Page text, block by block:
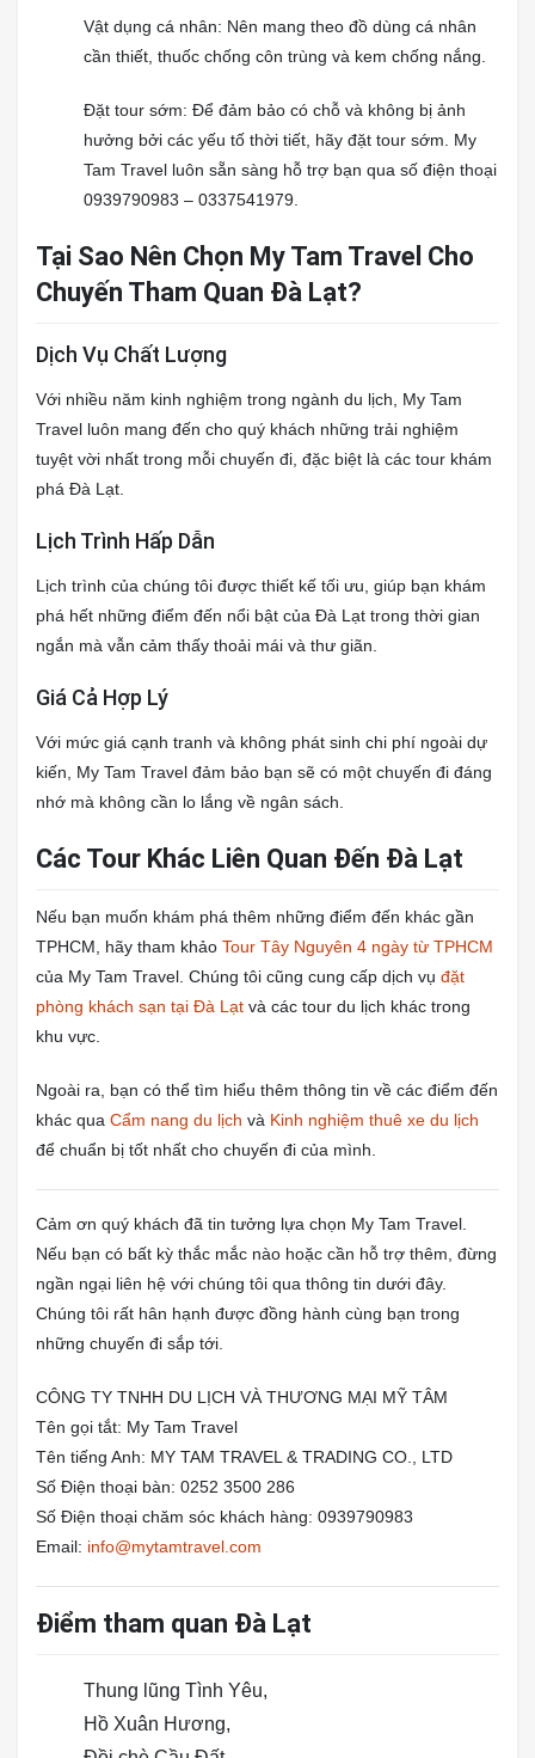
Vật dụng cá nhân: Nên mang theo đồ dùng cá nhân
cần thiết, thuốc chống côn trùng và kem chống nắng.
Đặt tour sớm: Để đảm bảo có chỗ và không bị ảnh
hưởng bởi các yếu tố thời tiết, hãy đặt tour sớm. My
Tam Travel luôn sẵn sàng hỗ trợ bạn qua số điện thoại
0939790983 – 0337541979.
Tại Sao Nên Chọn My Tam Travel Cho
Chuyến Tham Quan Đà Lạt?
Dịch Vụ Chất Lượng
Với nhiều năm kinh nghiệm trong ngành du lịch, My Tam
Travel luôn mang đến cho quý khách những trải nghiệm
tuyệt vời nhất trong mỗi chuyến đi, đặc biệt là các tour khám
phá Đà Lạt.
Lịch Trình Hấp Dẫn
Lịch trình của chúng tôi được thiết kế tối ưu, giúp bạn khám
phá hết những điểm đến nổi bật của Đà Lạt trong thời gian
ngắn mà vẫn cảm thấy thoải mái và thư giãn.
Giá Cả Hợp Lý
Với mức giá cạnh tranh và không phát sinh chi phí ngoài dự
kiến, My Tam Travel đảm bảo bạn sẽ có một chuyến đi đáng
nhớ mà không cần lo lắng về ngân sách.
Các Tour Khác Liên Quan Đến Đà Lạt
Nếu bạn muốn khám phá thêm những điểm đến khác gần
TPHCM, hãy tham khảo Tour Tây Nguyên 4 ngày từ TPHCM
của My Tam Travel. Chúng tôi cũng cung cấp dịch vụ đặt
phòng khách sạn tại Đà Lạt và các tour du lịch khác trong
khu vực.
Ngoài ra, bạn có thể tìm hiểu thêm thông tin về các điểm đến
khác qua Cẩm nang du lịch và Kinh nghiệm thuê xe du lịch
để chuẩn bị tốt nhất cho chuyến đi của mình.
Cảm ơn quý khách đã tin tưởng lựa chọn My Tam Travel.
Nếu bạn có bất kỳ thắc mắc nào hoặc cần hỗ trợ thêm, đừng
ngần ngại liên hệ với chúng tôi qua thông tin dưới đây.
Chúng tôi rất hân hạnh được đồng hành cùng bạn trong
những chuyến đi sắp tới.
CÔNG TY TNHH DU LỊCH VÀ THƯƠNG MẠI MỸ TÂM
Tên gọi tắt: My Tam Travel
Tên tiếng Anh: MY TAM TRAVEL & TRADING CO., LTD
Số Điện thoại bàn: 0252 3500 286
Số Điện thoại chăm sóc khách hàng: 0939790983
Email: info@mytamtravel.com
Điểm tham quan Đà Lạt
Thung lũng Tình Yêu,
Hồ Xuân Hương,